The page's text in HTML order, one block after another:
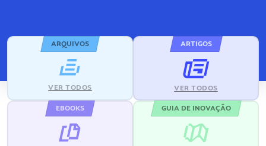
ARQUIVOS
VER TODOS
ARTIGOS
VER TODOS
EBOOKS GUIA DE INOVAÇÃO